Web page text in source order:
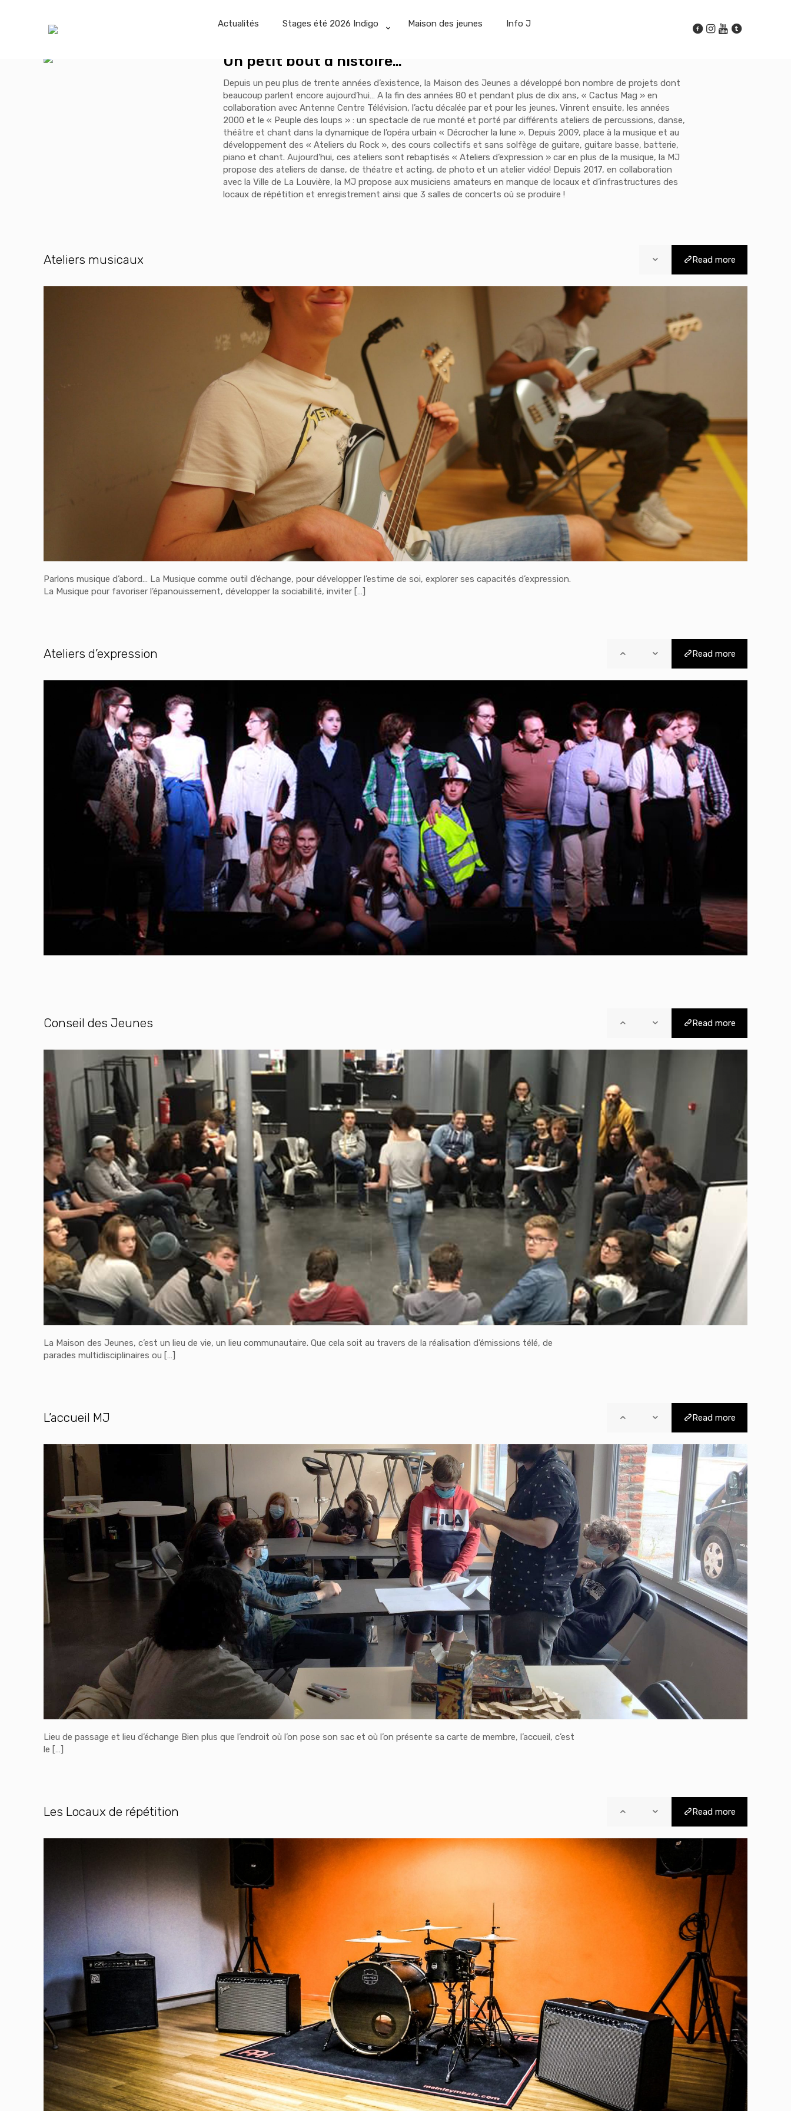
Actualités Stages été 2026 Indigo Maison des jeunes Info J
Un petit bout d’histoire…
Depuis un peu plus de trente années d’existence, la Maison des Jeunes a développé bon nombre de projets dont
beaucoup parlent encore aujourd’hui… A la fin des années 80 et pendant plus de dix ans, « Cactus Mag » en
collaboration avec Antenne Centre Télévision, l’actu décalée par et pour les jeunes. Vinrent ensuite, les années
2000 et le « Peuple des loups » : un spectacle de rue monté et porté par différents ateliers de percussions, danse,
théâtre et chant dans la dynamique de l’opéra urbain « Décrocher la lune ». Depuis 2009, place à la musique et au
développement des « Ateliers du Rock », des cours collectifs et sans solfège de guitare, guitare basse, batterie,
piano et chant. Aujourd’hui, ces ateliers sont rebaptisés « Ateliers d’expression » car en plus de la musique, la MJ
propose des ateliers de danse, de théatre et acting, de photo et un atelier vidéo! Depuis 2017, en collaboration
avec la Ville de La Louvière, la MJ propose aux musiciens amateurs en manque de locaux et d’infrastructures des
locaux de répétition et enregistrement ainsi que 3 salles de concerts où se produire !
Ateliers musicaux Read more
Parlons musique d’abord… La Musique comme outil d’échange, pour développer l’estime de soi, explorer ses capacités d’expression.
La Musique pour favoriser l’épanouissement, développer la sociabilité, inviter […]
Ateliers d’expression Read more
Conseil des Jeunes Read more
La Maison des Jeunes, c’est un lieu de vie, un lieu communautaire. Que cela soit au travers de la réalisation d’émissions télé, de
parades multidisciplinaires ou […]
L’accueil MJ Read more
Lieu de passage et lieu d’échange Bien plus que l’endroit où l’on pose son sac et où l’on présente sa carte de membre, l’accueil, c’est
le […]
Les Locaux de répétition Read more